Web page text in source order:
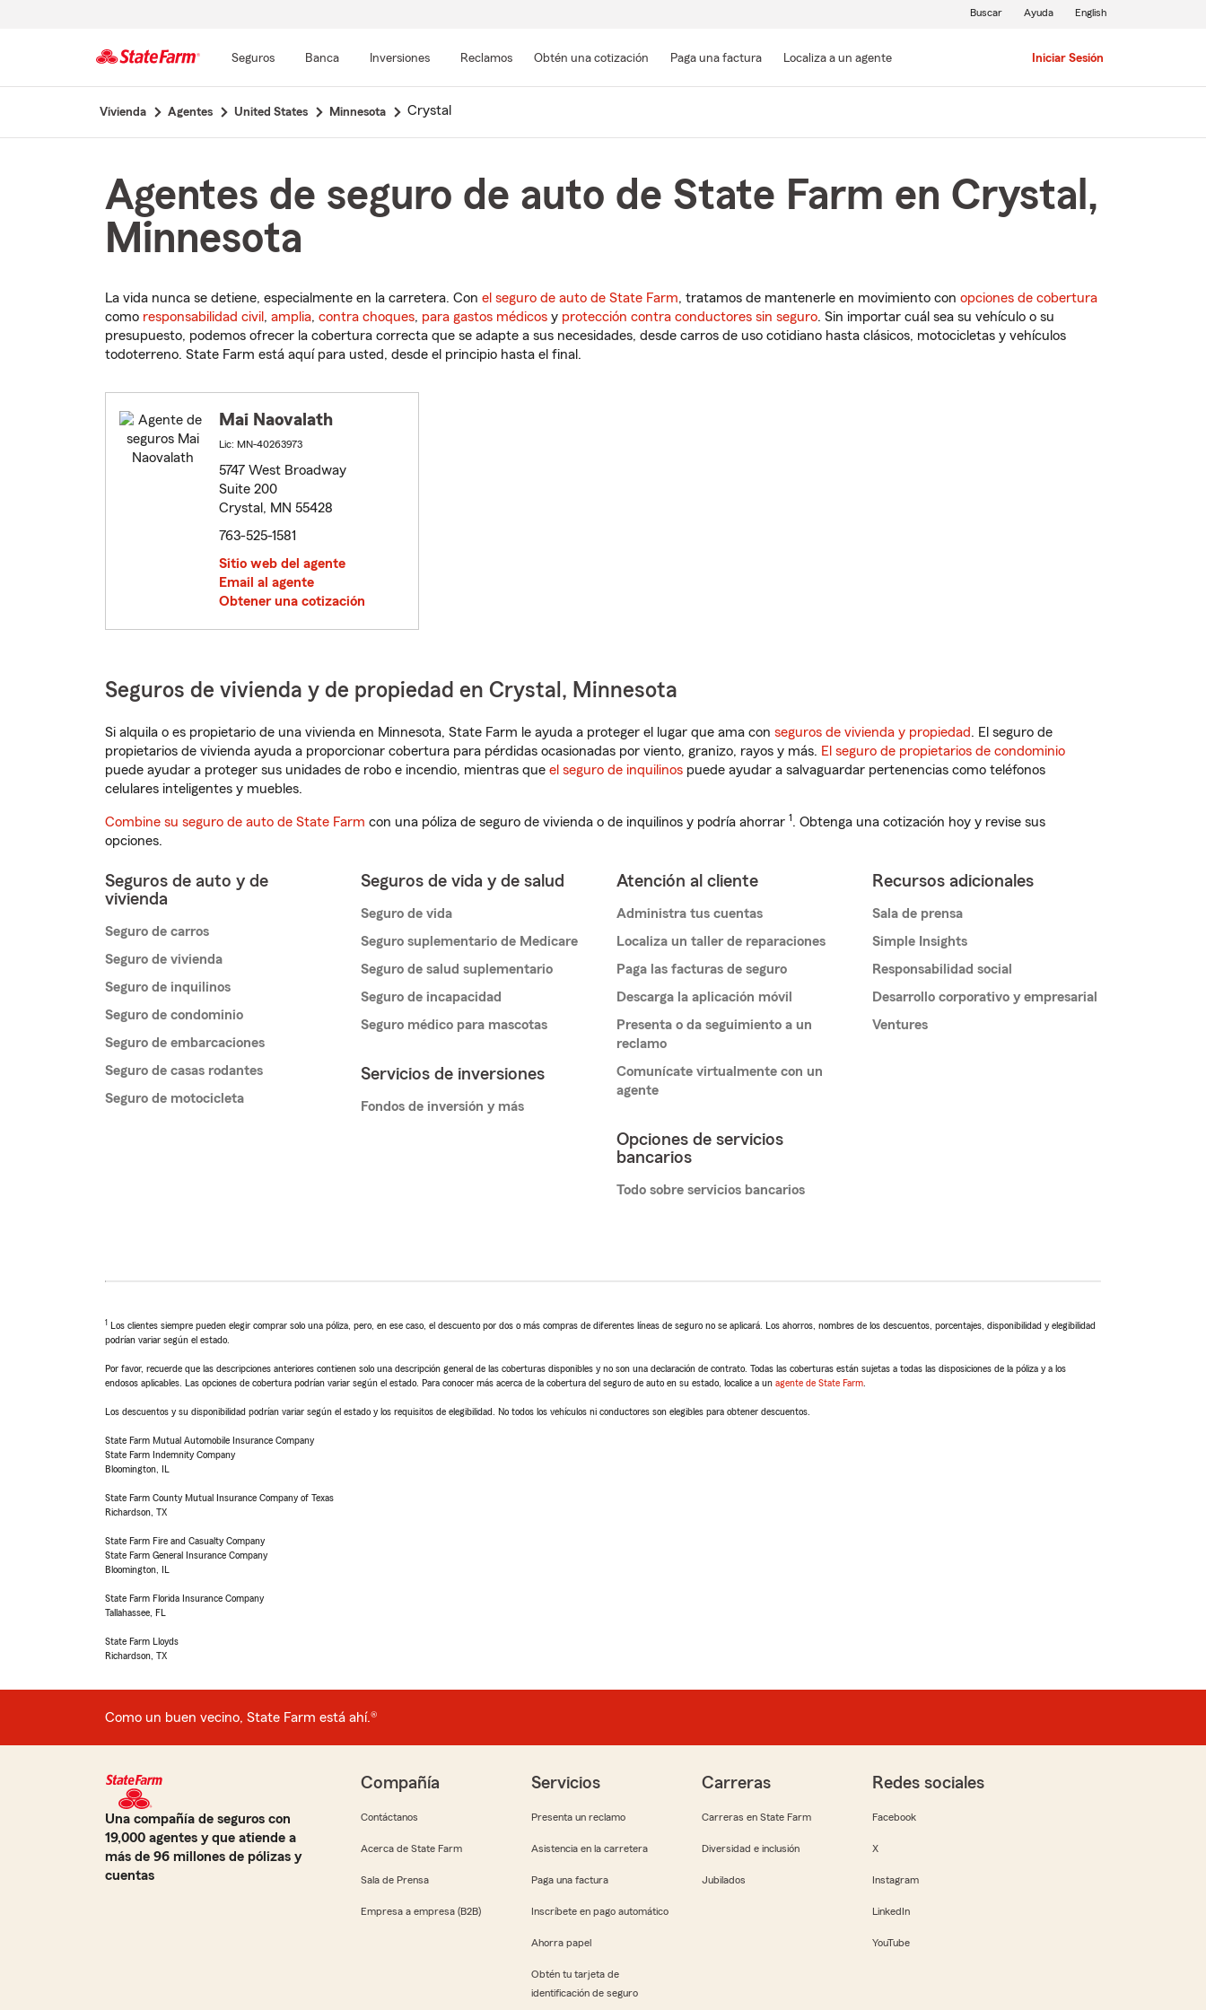
contenido
Seguros Banca Inversiones Reclamos Obtén una cotización Paga una factura Localiza a un agente Iniciar Sesión
Buscar Ayuda English
Vivienda Agentes United States Minnesota Crystal
Agentes de seguro de auto de State Farm en Crystal,
Minnesota
La vida nunca se detiene, especialmente en la carretera. Con el seguro de auto de State Farm, tratamos de mantenerle en movimiento con opciones de cobertura
como responsabilidad civil , amplia, contra choques, para gastos médicos y protección contra conductores sin seguro. Sin importar cuál sea su vehículo o su
presupuesto, podemos ofrecer la cobertura correcta que se adapte a sus necesidades, desde carros de uso cotidiano hasta clásicos, motocicletas y vehículos
todoterreno. State Farm está aquí para usted, desde el principio hasta el final.
Mai Naovalath
Lic: MN-40263973
5747 West Broadway
Suite 200
Crystal, MN 55428
763-525-1581
Sitio web del agente
Email al agente
Obtener una cotización
Seguros de vivienda y de propiedad en Crystal, Minnesota
Si alquila o es propietario de una vivienda en Minnesota, State Farm le ayuda a proteger el lugar que ama con seguros de vivienda y propiedad. El seguro de
propietarios de vivienda ayuda a proporcionar cobertura para pérdidas ocasionadas por viento, granizo, rayos y más. El seguro de propietarios de condominio
puede ayudar a proteger sus unidades de robo e incendio, mientras que el seguro de inquilinos puede ayudar a salvaguardar pertenencias como teléfonos
celulares inteligentes y muebles.
Combine su seguro de auto de State Farm con una póliza de seguro de vivienda o de inquilinos y podría ahorrar 1. Obtenga una cotización hoy y revise sus
opciones.
Seguros de auto y de
vivienda
Seguro de carros
Seguro de vivienda
Seguro de inquilinos
Seguro de condominio
Seguro de embarcaciones
Seguro de casas rodantes
Seguro de motocicleta
Seguros de vida y de salud
Seguro de vida
Seguro suplementario de Medicare
Seguro de salud suplementario
Seguro de incapacidad
Seguro médico para mascotas
Servicios de inversiones
Fondos de inversión y más
Atención al cliente
Administra tus cuentas
Localiza un taller de reparaciones
Paga las facturas de seguro
Descarga la aplicación móvil
Presenta o da seguimiento a un
reclamo
Comunícate virtualmente con un
agente
Opciones de servicios
bancarios
Todo sobre servicios bancarios
Recursos adicionales
Sala de prensa
Simple Insights
Responsabilidad social
Desarrollo corporativo y empresarial
Ventures
1 Los clientes siempre pueden elegir comprar solo una póliza, pero, en ese caso, el descuento por dos o más compras de diferentes líneas de seguro no se aplicará. Los ahorros, nombres de los descuentos, porcentajes, disponibilidad y elegibilidad
podrían variar según el estado.
Por favor, recuerde que las descripciones anteriores contienen solo una descripción general de las coberturas disponibles y no son una declaración de contrato. Todas las coberturas están sujetas a todas las disposiciones de la póliza y a los
endosos aplicables. Las opciones de cobertura podrían variar según el estado. Para conocer más acerca de la cobertura del seguro de auto en su estado, localice a un agente de State Farm
Los descuentos y su disponibilidad podrían variar según el estado y los requisitos de elegibilidad. No todos los vehículos ni conductores son elegibles para obtener descuentos.
State Farm Mutual Automobile Insurance Company
State Farm Indemnity Company
Bloomington, IL
State Farm County Mutual Insurance Company of Texas
Richardson, TX
State Farm Fire and Casualty Company
State Farm General Insurance Company
Bloomington, IL
State Farm Florida Insurance Company
Tallahassee, FL
State Farm Lloyds
Richardson, TX
Como un buen vecino, State Farm está ahí.®
Una compañía de seguros con
19,000 agentes y que atiende a
más de 96 millones de pólizas y
cuentas
Compañía
Contáctanos
Acerca de State Farm
Sala de Prensa
Empresa a empresa (B2B)
Servicios
Presenta un reclamo
Asistencia en la carretera
Paga una factura
Inscríbete en pago automático
Ahorra papel
Obtén tu tarjeta de
identificación de seguro
Carreras
Carreras en State Farm
Diversidad e inclusión
Jubilados
Redes sociales
Facebook
X
Instagram
LinkedIn
YouTube